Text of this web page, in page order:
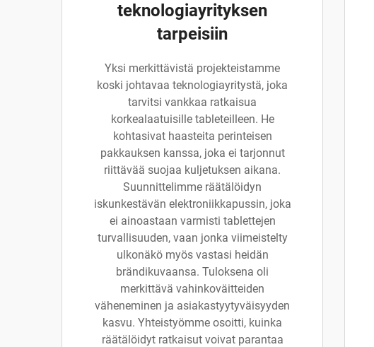
teknologiayrityksen
tarpeisiin
Yksi merkittävistä projekteistamme
koski johtavaa teknologiayritystä, joka
tarvitsi vankkaa ratkaisua
korkealaatuisille tableteilleen. He
kohtasivat haasteita perinteisen
pakkauksen kanssa, joka ei tarjonnut
riittävää suojaa kuljetuksen aikana.
Suunnittelimme räätälöidyn
iskunkestävän elektroniikkapussin, joka
ei ainoastaan varmisti tablettejen
turvallisuuden, vaan jonka viimeistelty
ulkonäkö myös vastasi heidän
brändikuvaansa. Tuloksena oli
merkittävä vahinkoväitteiden
väheneminen ja asiakastyytyväisyyden
kasvu. Yhteistyömme osoitti, kuinka
räätälöidyt ratkaisut voivat parantaa